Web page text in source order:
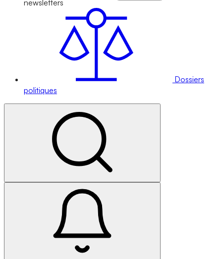
newsletters
Dossiers
politiques